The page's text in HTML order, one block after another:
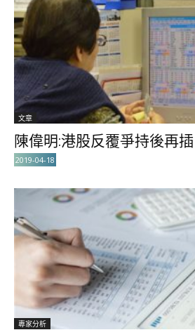
文章
陳偉明:港股反覆爭持後再插
2019-04-18
專家分析